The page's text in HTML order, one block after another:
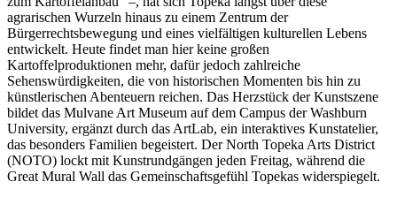
agrarischen Wurzeln hinaus zu einem Zentrum der
Bürgerrechtsbewegung und eines vielfältigen kulturellen Lebens
entwickelt. Heute findet man hier keine großen
Kartoffelproduktionen mehr, dafür jedoch zahlreiche
Sehenswürdigkeiten, die von historischen Momenten bis hin zu
künstlerischen Abenteuern reichen. Das Herzstück der Kunstszene
bildet das Mulvane Art Museum auf dem Campus der Washburn
University, ergänzt durch das ArtLab, ein interaktives Kunstatelier,
das besonders Familien begeistert. Der North Topeka Arts District
(NOTO) lockt mit Kunstrundgängen jeden Freitag, während die
Great Mural Wall das Gemeinschaftsgefühl Topekas widerspiegelt.